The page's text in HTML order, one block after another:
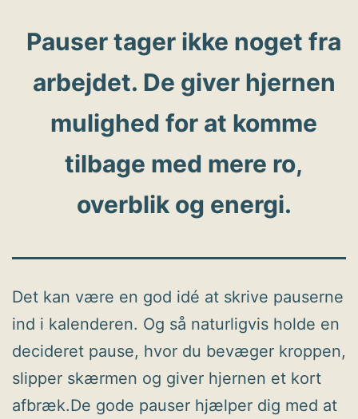
Pauser tager ikke noget fra
arbejdet. De giver hjernen
mulighed for at komme
tilbage med mere ro,
overblik og energi.
Det kan være en god idé at skrive pauserne
ind i kalenderen. Og så naturligvis holde en
decideret pause, hvor du bevæger kroppen,
slipper skærmen og giver hjernen et kort
afbræk.De gode pauser hjælper dig med at